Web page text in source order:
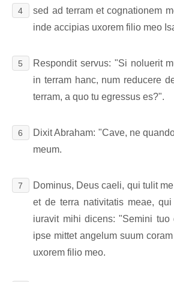
4
sed ad terram et cognationem
inde accipias uxorem filio meo
5
Respondit servus: "Si noluerit
in terram hanc, num reducere
terram, a quo tu egressus es?".
6
Dixit Abraham: "Cave, ne
meum.
7
Dominus, Deus caeli, qui tulit
et de terra nativitatis meae,
iuravit mihi dicens: "Semini tuo
ipse mittet angelum suum
uxorem filio meo.